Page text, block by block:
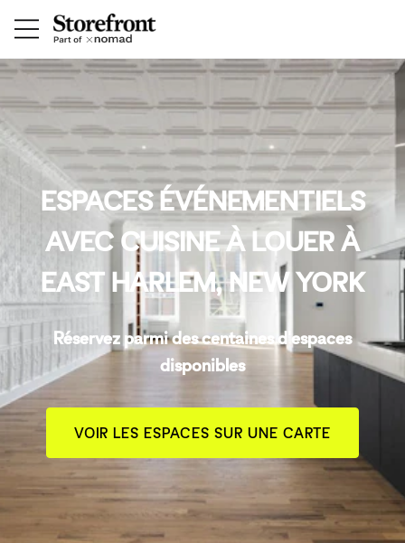
ESPACES ÉVÉNEMENTIELS
AVEC CUISINE À LOUER À
EAST HARLEM, NEW YORK
Réservez parmi des centaines d'espaces
disponibles
VOIR LES ESPACES SUR UNE CARTE